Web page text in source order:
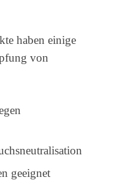
haben einige
von
geeignet